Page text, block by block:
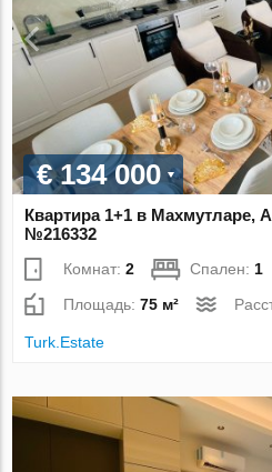
€ 134 000
Квартира 1+1 в Махмутларе,
№216332
Комнат:2 Спален:1
Площадь:75 м²
Turk.Estate